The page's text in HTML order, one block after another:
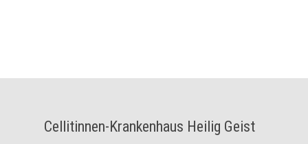
Cellitinnen-Krankenhaus Heilig Geist